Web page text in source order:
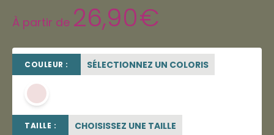
À partir de 26,90€
COULEUR : SÉLECTIONNEZ UN COLORIS
TAILLE : CHOISISSEZ UNE TAILLE